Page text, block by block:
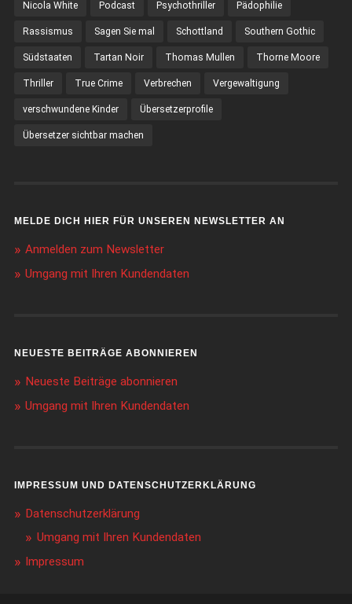
Nicola White Podcast Psychothriller Pädophilie
Rassismus Sagen Sie mal Schottland Southern Gothic
Südstaaten Tartan Noir Thomas Mullen Thorne Moore
Thriller True Crime Verbrechen Vergewaltigung
verschwundene Kinder Übersetzerprofile
Übersetzer sichtbar machen
MELDE DICH HIER FÜR UNSEREN NEWSLETTER AN
Anmelden zum Newsletter
Umgang mit Ihren Kundendaten
NEUESTE BEITRÄGE ABONNIEREN
Neueste Beiträge abonnieren
Umgang mit Ihren Kundendaten
IMPRESSUM UND DATENSCHUTZERKLÄRUNG
Datenschutzerklärung
Umgang mit Ihren Kundendaten
Impressum